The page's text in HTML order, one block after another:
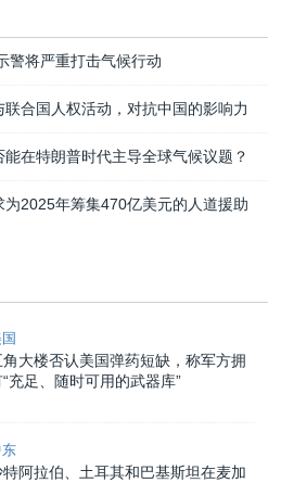
警将严重打击气候行动
合国人权活动，对抗中国的影响力
在特朗普时代主导全球气候议题？
为2025年筹集470亿美元的人道援助
角大楼否认美国弹药短缺，称军方拥
“充足、随时可用的武器库”
特阿拉伯、土耳其和巴基斯坦在麦加